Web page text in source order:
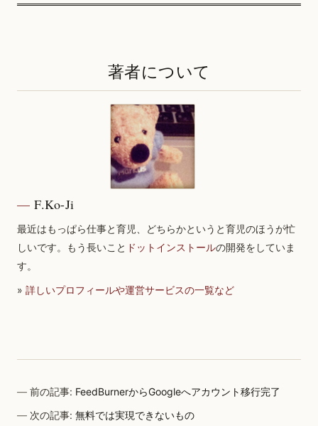
著者について
F.Ko-Ji
最近はもっぱら仕事と育児、どちらかというと育児のほうが忙
しいです。もう長いこと ドットインストールの開発をしていま
す。
» 詳しいプロフィールや運営サービスの一覧など
前の記事: FeedBurnerからGoogleへアカウント移行完了
次の記事:無料では実現できないもの